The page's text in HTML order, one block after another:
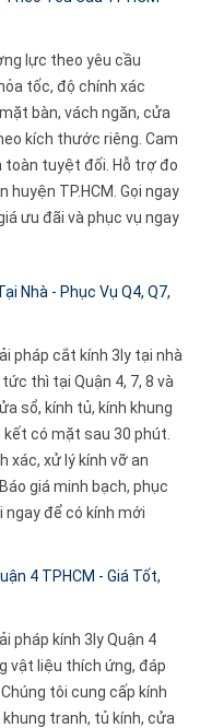
lực theo yêu cầu
tốc, độ chính xác
bàn, vách ngăn, cửa
kích thước riêng. Cam
toàn tuyệt đối. Hỗ trợ đo
TP.HCM. Gọi ngay
ưu đãi và phục vụ ngay
Nhà - Phục Vụ Q4, Q7,
pháp cắt kính 3ly tại nhà
thì tại Quận 4, 7, 8 và
sổ, kính tủ, kính khung
có mặt sau 30 phút.
xác, xử lý kính vỡ an
giá minh bạch, phục
ngay để có kính mới
4 TPHCM - Giá Tốt,
pháp kính 3ly Quận 4
vật liệu thích ứng, đáp
tôi cung cấp kính
tranh, tủ kính, cửa